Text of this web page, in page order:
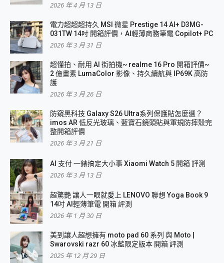
2026 年 4 月 13 日
電力超超超持久 MSI 微星 Prestige 14 AI+ D3MG-
031TW 14吋 開箱評價，AI輕薄商務筆電 Copilot+ PC
2026 年 3 月 31 日
超懂拍、耐用 AI 街拍機~ realme 16 Pro 開箱評價~
2 億畫素 LumaColor 影像、持久續航與 IP69K 高防
護
2026 年 3 月 26 日
防窺黑科技 Galaxy S26 Ultra系列保護貼怎麼選？
imos AR 低反光玻璃、藍寶石鏡頭貼與軍規防摔殼完
整開箱評價
2026 年 3 月 21 日
AI 支付 一錶搞定大小事 Xiaomi Watch 5 開箱 評測
2026 年 3 月 13 日
超驚艷 讓人一眼就愛上 LENOVO 聯想 Yoga Book 9
14吋 AI輕薄筆電 開箱 評測
2026 年 1 月 30 日
美到讓人超想擁有 moto pad 60 系列 與 Moto |
Swarovski razr 60 冰藍限定版本 開箱 評測
2025 年 12 月 29 日